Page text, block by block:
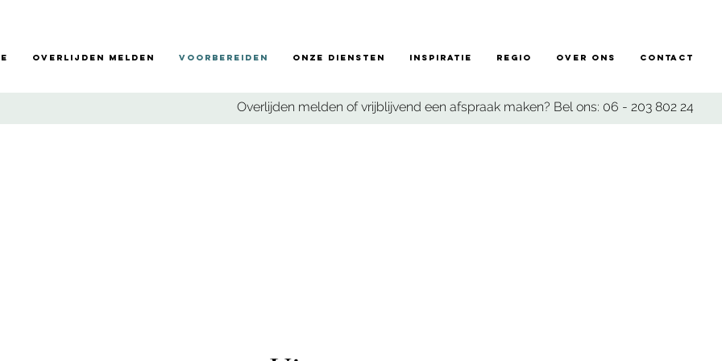
Overlijden melden of vrijblijvend een afspraak maken? Bel ons: 06 - 203 802 24
Overlijden melden Voorbereiden Onze diensten Inspiratie Regio Over ons Contact